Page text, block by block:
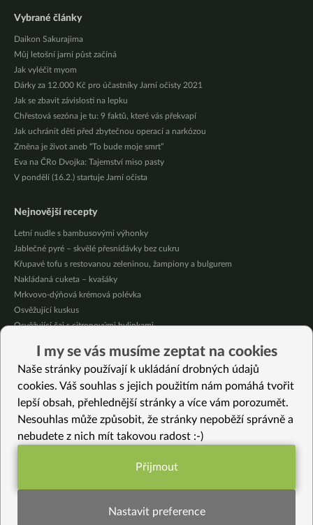
Vybrané články
Daikon Sakurajima
Můj letošní jarní půst začíná
Jak vyléčit myom
Dárky za 12.000 Kč pro účastníky Jarní očisty 2021
Jak se zbavit závislosti na lepku
Chřestová sezóna je tu: 9 faktů, které vás překvapí
Jak uchránit děti před zbytečnou operací a narkózou
Změna je život aneb “To bude moje smrt”
Eva na ČRo Dvojka: Tajemství miso pasty
V pondělí (16.2.) startuje Jarní očista
Nejnovější recepty
Letní nudle s bambusovými výhonky
Jablečné pyré – skvělé přesnídávky bez cukru
Křupavé tofu s restovanou zeleninou, žampiony a bulgurem
Nakládaná cuketa – kvašáky
Mrkvovo-dýňová krémová polévka
Osvěžující kuskus
Osvěžující čaj s citronovými bylinkami
Čokoládové muffiny s mangovým krémem
Meruňky a jablka v citrónovém želé
Vybrané recepty
Gujarati chawli curry – kari z fazolí černé oko
Jogurtové curry s cuketou
17x nepečené cukroví – stihnete ho i na poslední chvíli
I my se vás musíme zeptat na cookies
Naše stránky používají k ukládání drobných údajů
cookies. Váš souhlas s jejich použitím nám pomáhá tvořit
lepší obsah, přehlednější stránky a více vám porozumět.
Nesouhlas může způsobit, že stránky nepoběží správně a
nebudete z nich mít takovou radost :-)
Funkční nastavení potřebujeme (vždy
Přijmout
Nastavit preference